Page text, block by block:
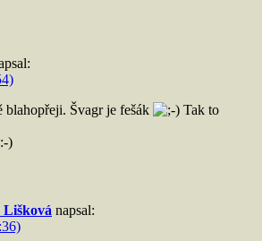
blahopřeji. Švagr je fešák
Tak to
Lišková napsal: